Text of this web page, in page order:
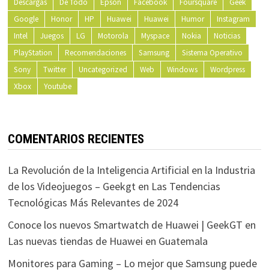
Descargas
De Todo Epson Facebook Foursquare
Geek
Google
Honor HP Huawei Huawei Humor
Instagram
Intel
Juegos LG Motorola Myspace Nokia
Noticias
PlayStation
Recomendaciones Samsung
Sistema Operativo
Sony
Twitter Uncategorized Web Windows
Wordpress
Xbox
Youtube
COMENTARIOS RECIENTES
La Revolución de la Inteligencia Artificial en la Industria
de los Videojuegos – Geekgten Las Tendencias
Tecnológicas Más Relevantes de 2024
Conoce los nuevos Smartwatch de Huawei | GeekGT en
Las nuevas tiendas de Huawei en Guatemala
Monitores para Gaming – Lo mejor que Samsung puede